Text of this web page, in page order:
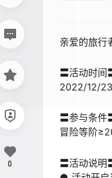
亲爱的旅行
〓活动时间
2022/12/
〓参与条件
冒险等阶
〓活动说明
0